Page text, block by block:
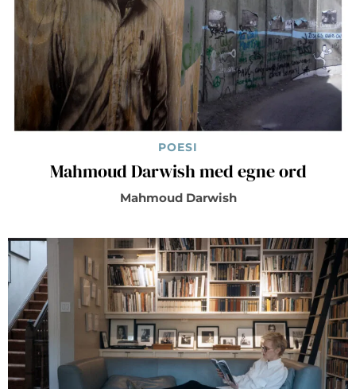
POESI
Mahmoud Darwish med egne ord
Mahmoud Darwish